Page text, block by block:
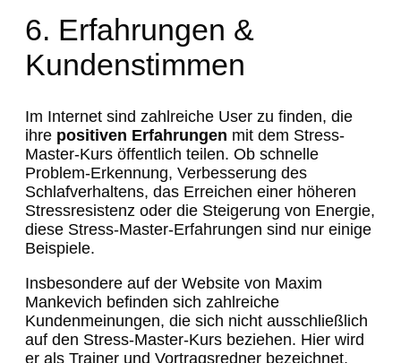
6. Erfahrungen &
Kundenstimmen
Im Internet sind zahlreiche User zu finden, die
ihre positiven Erfahrungen mit dem Stress-
Master-Kurs öffentlich teilen. Ob schnelle
Problem-Erkennung, Verbesserung des
Schlafverhaltens, das Erreichen einer höheren
Stressresistenz oder die Steigerung von Energie,
diese Stress-Master-Erfahrungen sind nur einige
Beispiele.
Insbesondere auf der Website von Maxim
Mankevich befinden sich zahlreiche
Kundenmeinungen, die sich nicht ausschließlich
auf den Stress-Master-Kurs beziehen. Hier wird
er als Trainer und Vortragsredner bezeichnet,